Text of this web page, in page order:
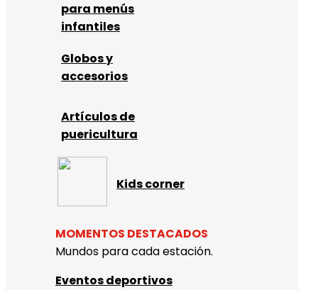
para menús
infantiles
Globos y
accesorios
Artículos de
puericultura
Kids corner
MOMENTOS DESTACADOS
Mundos para cada estación.
Eventos deportivos